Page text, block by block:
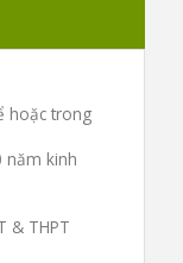
hoặc trong
năm kinh
& THPT